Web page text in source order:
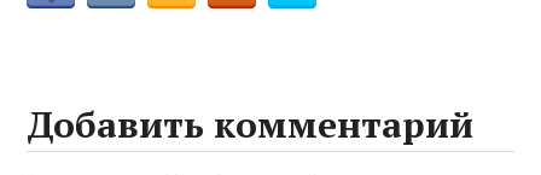
Добавить комментарий